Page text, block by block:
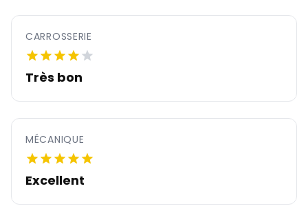
CARROSSERIE
Très bon
MÉCANIQUE
Excellent